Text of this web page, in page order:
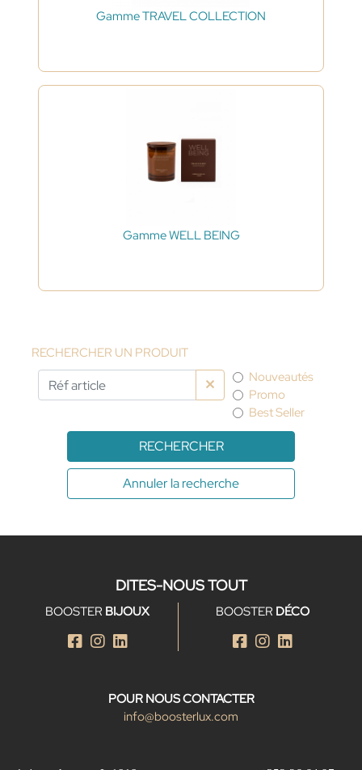
Gamme TRAVEL COLLECTION
Gamme WELL BEING
RECHERCHER UN PRODUIT
Nouveautés
Promo
Best Seller
RECHERCHER
Annuler la recherche
DITES-NOUS TOUT
BOOSTER BIJOUX BOOSTER DÉCO
POUR NOUS CONTACTER
info@boosterlux.com